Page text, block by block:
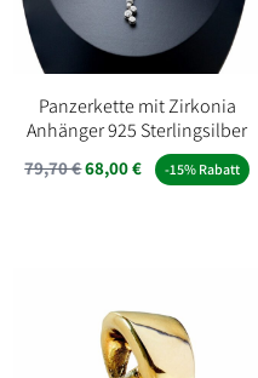
Panzerkette mit Zirkonia
Anhänger 925 Sterlingsilber
79,70€Ursprünglicher
68,00€Aktueller
-15% Rabatt